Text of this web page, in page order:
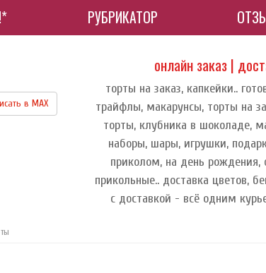
РУБРИКАТОР
в МАХ
онлайн заказ |
торты на заказ, капкейки..
трайфлы, макарунсы, торты на
торты, клубника в шоколаде,
наборы, шары, игрушки,
приколом, на день рождения,
прикольные.. доставка цветов,
с доставкой - всё одним